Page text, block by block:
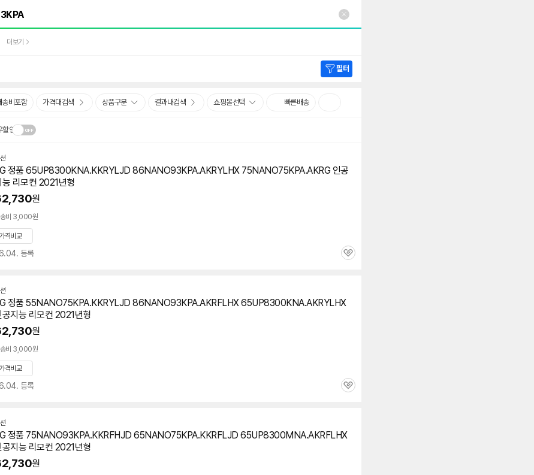
더보기
필터
송비포함 가격대검색 상품구분 결과내검색 쇼핑몰선택 빠른배송
할인
정품 65UP8300KNA.KKRYLJD 86NANO93KPA.AKRYLHX 75NANO75KPA.AKRG 인공
능 리모컨 2021년형
원
비 3,000원
격비교
등록
관
정품 55NANO75KPA.KKRYLJD 86NANO93KPA.AKRFLHX 65UP8300KNA.AKRYLHX
공지능 리모컨 2021년형
원
비 3,000원
격비교
등록
관
정품 75NANO93KPA.KKRFHJD 65NANO75KPA.KKRFLJD 65UP8300MNA.AKRFLHX
공지능 리모컨 2021년형
원